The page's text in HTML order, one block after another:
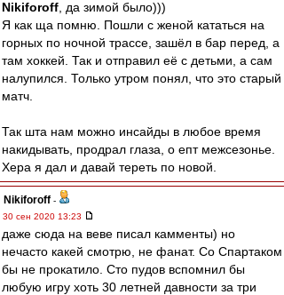
Nikiforoff , да зимой было)))
Я как ща помню. Пошли с женой кататься на
горных по ночной трассе, зашёл в бар перед, а
там хоккей. Так и отправил её с детьми, а сам
налупился. Только утром понял, что это старый
матч.
Так шта нам можно инсайды в любое время
накидывать, продрал глаза, о епт межсезонье.
Хера я дал и давай тереть по новой.
Nikiforoff -
30 сен 2020 13:23
даже сюда на веве писал камменты) но
нечасто какей смотрю, не фанат. Со Спартаком
бы не прокатило. Сто пудов вспомнил бы
любую игру хоть 30 летней давности за три